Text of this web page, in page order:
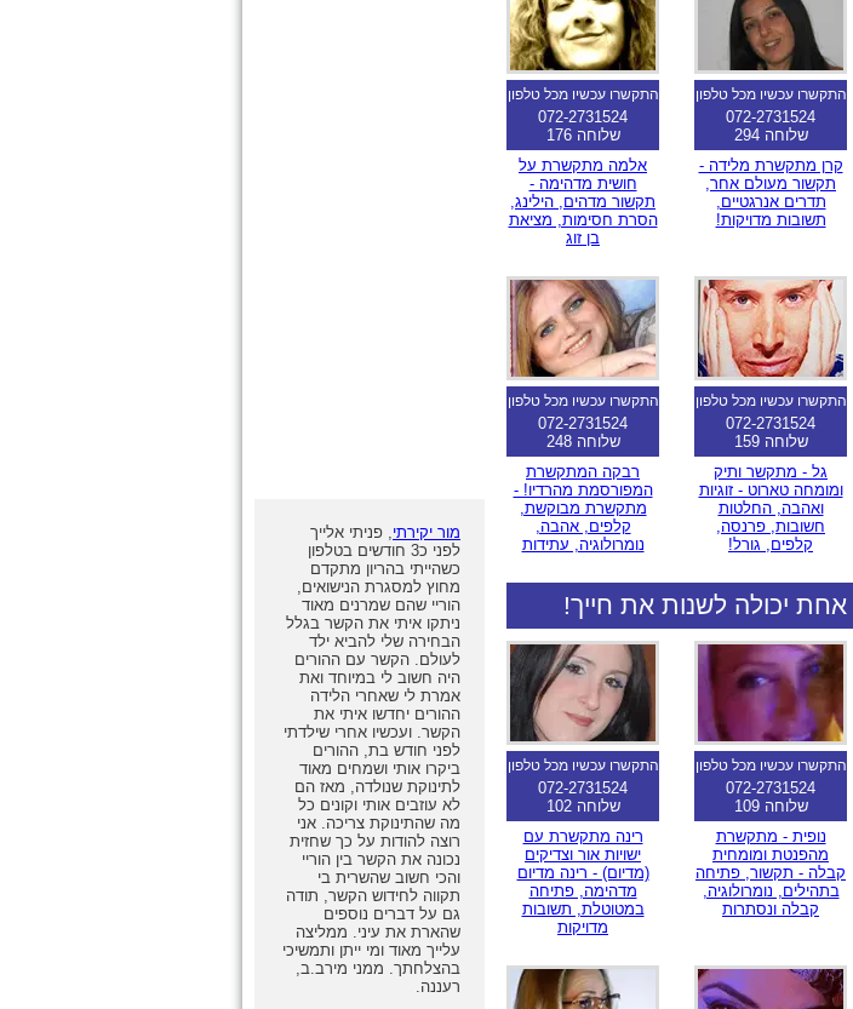
התקשרו עכשיו מכל טלפון
072-2731524
שלוחה 294
קרן מתקשרת מלידה -
תקשור מעולם אחר,
תדרים אנרגטיים,
תשובות מדויקות!
התקשרו עכשיו מכל טלפון
072-2731524
שלוחה 176
אלמה מתקשרת על
חושית מדהימה -
תקשור מדהים, הילינג,
הסרת חסימות, מציאת
בן זוג
התקשרו עכשיו מכל טלפון
072-2731524
שלוחה 159
גל - מתקשר ותיק
ומומחה טארוט - זוגיות
ואהבה, החלטות
חשובות, פרנסה,
קלפים, גורל!
התקשרו עכשיו מכל טלפון
072-2731524
שלוחה 248
רבקה המתקשרת
המפורסמת מהרדיו! -
מתקשרת מבוקשת,
קלפים, אהבה,
נומרולוגיה, עתידות
יכולה לשנות את חייך!
התקשרו עכשיו מכל טלפון
072-2731524
שלוחה 109
נופית - מתקשרת
מהפנטת ומומחית
קבלה - תקשור, פתיחה
בתהילים, נומרולוגיה,
קבלה ונסתרות
התקשרו עכשיו מכל טלפון
072-2731524
שלוחה 102
רינה מתקשרת עם
ישויות אור וצדיקים
(מדיום) - רינה מדיום
מדהימה, פתיחה
במטוטלת, תשובות
מדויקות
מור יקירתי, פניתי אלייך
לפני כ3 חודשים בטלפון
כשהייתי בהריון מתקדם
מחוץ למסגרת הנישואים,
הוריי שהם שמרנים מאוד
ניתקו איתי את הקשר בגלל
הבחירה שלי להביא ילד
לעולם. הקשר עם ההורים
היה חשוב לי במיוחד ואת
אמרת לי שאחרי הלידה
ההורים יחדשו איתי את
הקשר. ועכשיו אחרי שילדתי
לפני חודש בת, ההורים
ביקרו אותי ושמחים מאוד
לתינוקת שנולדה, מאז הם
לא עוזבים אותי וקונים כל
מה שהתינוקת צריכה. אני
רוצה להודות על כך שחזית
נכונה את הקשר בין הוריי
והכי חשוב שהשרית בי
תקווה לחידוש הקשר, תודה
גם על דברים נוספים
שהארת את עיני. ממליצה
עלייך מאוד ומי ייתן ותמשיכי
בהצלחתך. ממני מירב.ב,
רעננה.